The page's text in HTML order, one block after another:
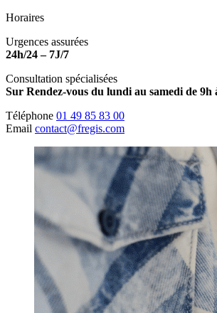
Horaires
Urgences assurées
24h/24 – 7J/7
Consultation spécialisées
Sur Rendez-vous du lundi au samedi de 9h
Téléphone 01 49 85 83 00
Email contact@fregis.com